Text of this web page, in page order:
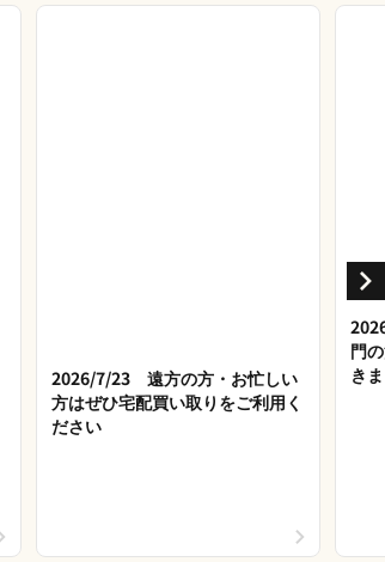
2026/7/23 遠方の方・お忙しい
方はぜひ宅配買い取りをご利用く
ださい
門
き